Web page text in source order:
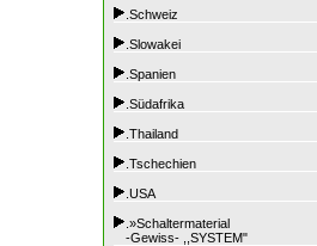
.Schweiz
.Slowakei
.Spanien
.Südafrika
.Thailand
.Tschechien
.USA
.»Schaltermaterial
-Gewiss- ,,SYSTEM"